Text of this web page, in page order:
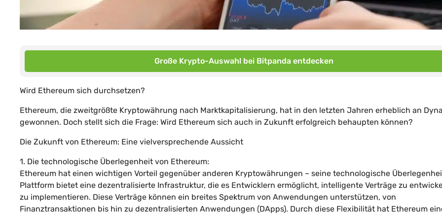
Große Krypto-Auswahl bei Bitpanda entdecken
Wird Ethereum sich durchsetzen?
Ethereum, die zweitgrößte Kryptowährung nach Marktkapitalisierung, hat in den letzten Jahren erheblich an
gewonnen. Doch stellt sich die Frage: Wird Ethereum sich auch in Zukunft erfolgreich behaupten können?
Die Zukunft von Ethereum: Eine vielversprechende Aussicht
1. Die technologische Überlegenheit von Ethereum:
Ethereum hat einen wichtigen Vorteil gegenüber anderen Kryptowährungen – seine technologische
Plattform bietet eine dezentralisierte Infrastruktur, die es Entwicklern ermöglicht, intelligente Verträge zu
zu implementieren. Diese Verträge können ein breites Spektrum von Anwendungen unterstützen, von
Finanztransaktionen bis hin zu dezentralisierten Anwendungen (DApps). Durch diese Flexibilität hat Ethereum